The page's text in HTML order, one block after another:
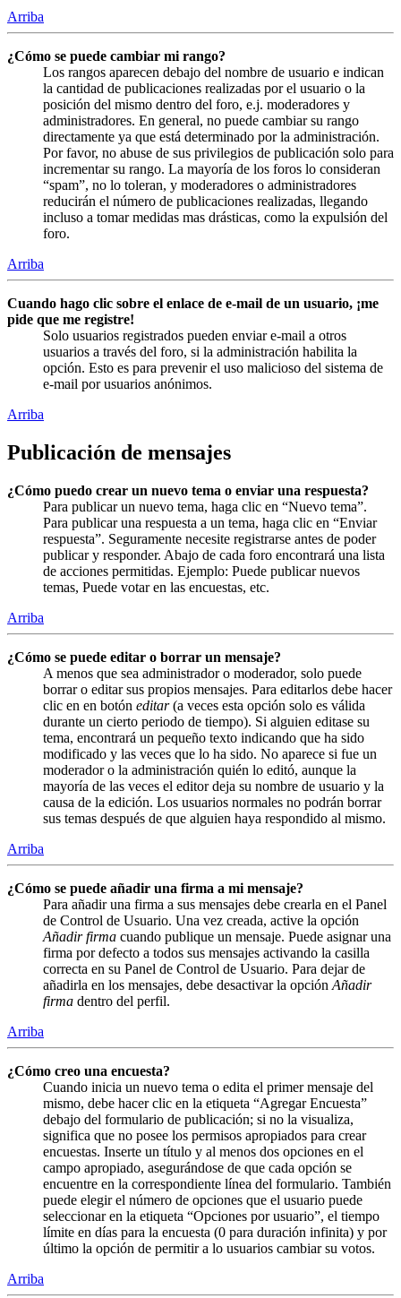
Arriba
¿Cómo se puede cambiar mi rango?
Los rangos aparecen debajo del nombre de usuario e indican
la cantidad de publicaciones realizadas por el usuario o la
posición del mismo dentro del foro, e.j. moderadores y
administradores. En general, no puede cambiar su rango
directamente ya que está determinado por la administración.
Por favor, no abuse de sus privilegios de publicación solo para
incrementar su rango. La mayoría de los foros lo consideran
“spam”, no lo toleran, y moderadores o administradores
reducirán el número de publicaciones realizadas, llegando
incluso a tomar medidas mas drásticas, como la expulsión del
foro.
Arriba
Cuando hago clic sobre el enlace de e-mail de un usuario, ¡me
pide que me registre!
Solo usuarios registrados pueden enviar e-mail a otros
usuarios a través del foro, si la administración habilita la
opción. Esto es para prevenir el uso malicioso del sistema de
e-mail por usuarios anónimos.
Arriba
Publicación de mensajes
¿Cómo puedo crear un nuevo tema o enviar una respuesta?
Para publicar un nuevo tema, haga clic en “Nuevo tema”.
Para publicar una respuesta a un tema, haga clic en “Enviar
respuesta”. Seguramente necesite registrarse antes de poder
publicar y responder. Abajo de cada foro encontrará una lista
de acciones permitidas. Ejemplo: Puede publicar nuevos
temas, Puede votar en las encuestas, etc.
Arriba
¿Cómo se puede editar o borrar un mensaje?
A menos que sea administrador o moderador, solo puede
borrar o editar sus propios mensajes. Para editarlos debe hacer
clic en en botón editar(a veces esta opción solo es válida
durante un cierto periodo de tiempo). Si alguien editase su
tema, encontrará un pequeño texto indicando que ha sido
modificado y las veces que lo ha sido. No aparece si fue un
moderador o la administración quién lo editó, aunque la
mayoría de las veces el editor deja su nombre de usuario y la
causa de la edición. Los usuarios normales no podrán borrar
sus temas después de que alguien haya respondido al mismo.
Arriba
¿Cómo se puede añadir una firma a mi mensaje?
Para añadir una firma a sus mensajes debe crearla en el Panel
de Control de Usuario. Una vez creada, active la opción
Añadir firma cuando publique un mensaje. Puede asignar una
firma por defecto a todos sus mensajes activando la casilla
correcta en su Panel de Control de Usuario. Para dejar de
añadirla en los mensajes, debe desactivar la opción Añadir
firma dentro del perfil.
Arriba
¿Cómo creo una encuesta?
Cuando inicia un nuevo tema o edita el primer mensaje del
mismo, debe hacer clic en la etiqueta “Agregar Encuesta”
debajo del formulario de publicación; si no la visualiza,
significa que no posee los permisos apropiados para crear
encuestas. Inserte un título y al menos dos opciones en el
campo apropiado, asegurándose de que cada opción se
encuentre en la correspondiente línea del formulario. También
puede elegir el número de opciones que el usuario puede
seleccionar en la etiqueta “Opciones por usuario”, el tiempo
límite en días para la encuesta (0 para duración infinita) y por
último la opción de permitir a lo usuarios cambiar su votos.
Arriba